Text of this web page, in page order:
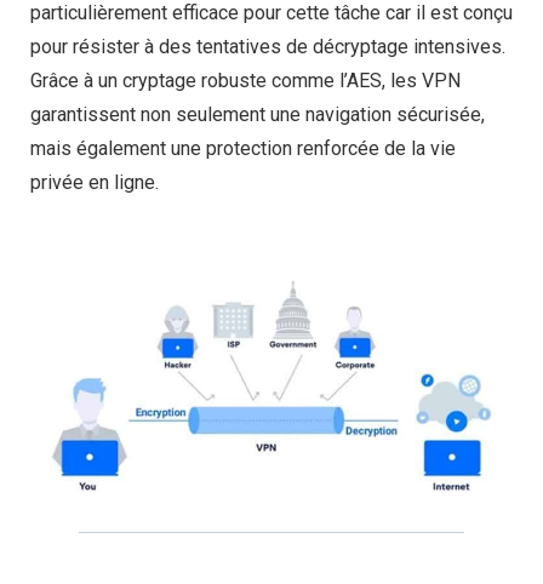
particulièrement efficace pour cette tâche car il est conçu
pour résister à des tentatives de décryptage intensives.
Grâce à un cryptage robuste comme l’AES, les VPN
garantissent non seulement une navigation sécurisée,
mais également une protection renforcée de la vie
privée en ligne.